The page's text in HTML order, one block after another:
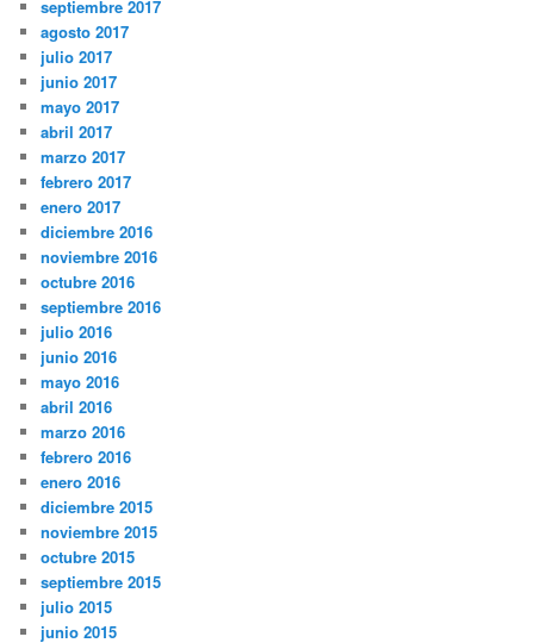
septiembre 2017
agosto 2017
julio 2017
junio 2017
mayo 2017
abril 2017
marzo 2017
febrero 2017
enero 2017
diciembre 2016
noviembre 2016
octubre 2016
septiembre 2016
julio 2016
junio 2016
mayo 2016
abril 2016
marzo 2016
febrero 2016
enero 2016
diciembre 2015
noviembre 2015
octubre 2015
septiembre 2015
julio 2015
junio 2015